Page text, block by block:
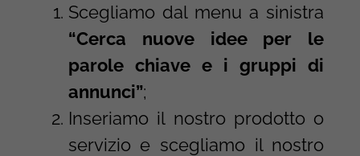
Scegliamo dal menu a sinistra
“Cerca nuove idee per le
parole chiave e i gruppi di
annunci”;
Inseriamo il nostro prodotto o
servizio e scegliamo il nostro